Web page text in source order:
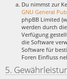
Du nimmst zur
GNU General
phpBB Limited
werden durch
Verfügung
die Software
Software für
Foren Einfluss
5.